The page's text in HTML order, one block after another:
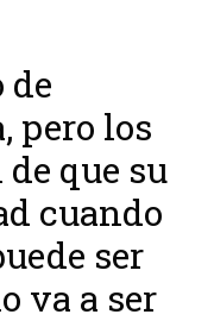
de
pero los
que su
cuando
ser
va a ser